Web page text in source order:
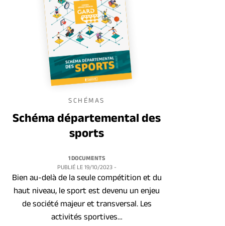
SCHÉMAS
Schéma départemental des
sports
1 DOCUMENTS
PUBLIÉ LE19/10/2023 -
Bien au-delà de la seule compétition et du
haut niveau, le sport est devenu un enjeu
de société majeur et transversal. Les
activités sportives…